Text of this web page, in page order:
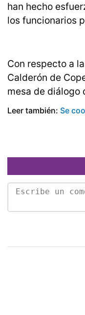
han hecho
los funcionarios
Con respecto a
Calderón de
mesa de diálogo
Leer también: Se